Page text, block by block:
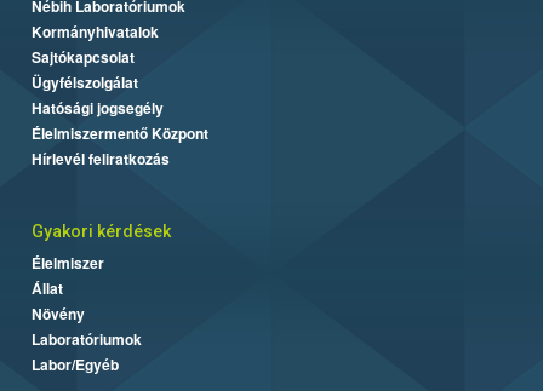
Nébih Laboratóriumok
Kormányhivatalok
Sajtókapcsolat
Ügyfélszolgálat
Hatósági jogsegély
Élelmiszermentő Központ
Hírlevél feliratkozás
Gyakori kérdések
Élelmiszer
Állat
Növény
Laboratóriumok
Labor/Egyéb